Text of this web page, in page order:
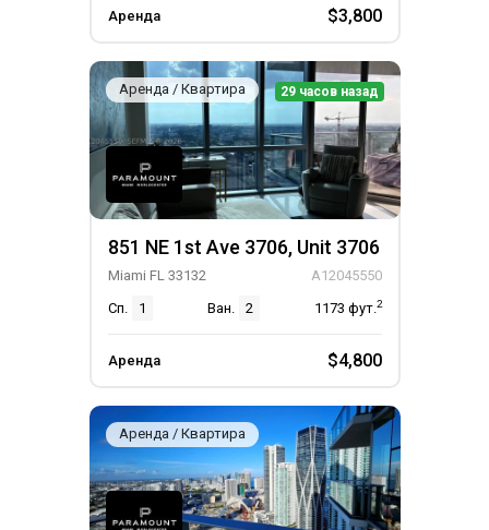
Аренда $3,800
Аренда / Квартира
851 NE 1st Ave 3706, Unit 3706
Miami FL 33132
A12045550
Сп.
1 Ван. 2 1173 фут.2
Аренда $4,800
29 часов назад
Аренда / Квартира